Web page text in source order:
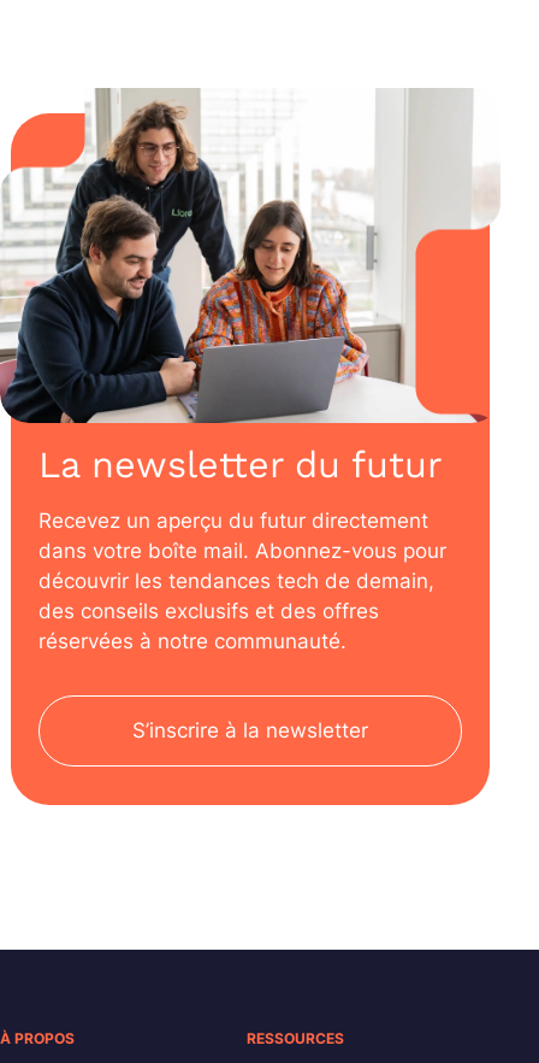
La newsletter du futur
Recevez un aperçu du futur directement
dans votre boîte mail. Abonnez-vous pour
découvrir les tendances tech de demain,
des conseils exclusifs et des offres
réservées à notre communauté.
S’inscrire à la newsletter
À PROPOS RESSOURCES